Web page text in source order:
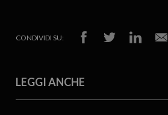
CONDIVIDI SU:
LEGGI ANCHE